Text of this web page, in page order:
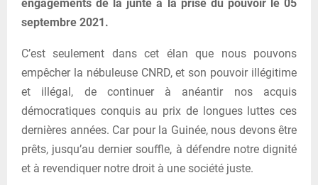
engagements de la junte à la prise du pouvoir le 05
septembre 2021.
C’est seulement dans cet élan que nous pouvons
empêcher la nébuleuse CNRD, et son pouvoir illégitime
et illégal, de continuer à anéantir nos acquis
démocratiques conquis au prix de longues luttes ces
dernières années. Car pour la Guinée, nous devons être
prêts, jusqu’au dernier souffle, à défendre notre dignité
et à revendiquer notre droit à une société juste.